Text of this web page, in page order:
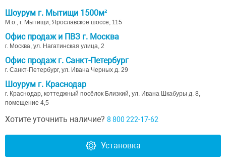
Шоурум г. Мытищи 1500м²
М.о., г. Мытищи, Ярославское шоссе, 115
Офис продаж и ПВЗ г. Москва
г. Москва, ул. Нагатинская улица, 2
Офис продаж г. Санкт-Петербург
г. Санкт-Петербург, ул. Ивана Черных д. 29
Шоурум г. Краснодар
г. Краснодар, коттеджный посёлок Близкий, ул. Ивана Шкабуры д. 8,
помещение 4,5
Хотите уточнить наличие? 8 800 222-17-62
Установка